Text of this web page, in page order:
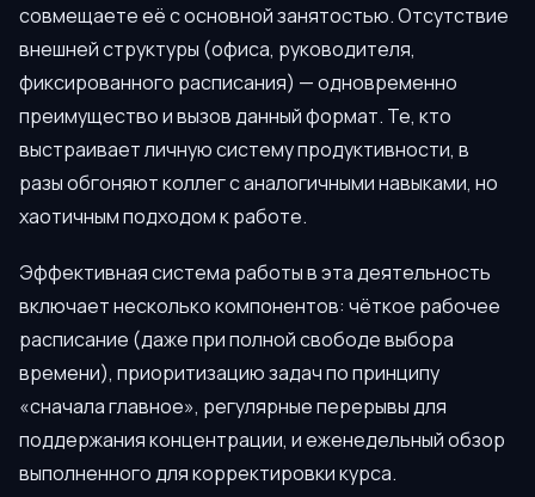
совмещаете её с основной занятостью. Отсутствие
внешней структуры (офиса, руководителя,
фиксированного расписания) — одновременно
преимущество и вызов данный формат. Те, кто
выстраивает личную систему продуктивности, в
разы обгоняют коллег с аналогичными навыками, но
хаотичным подходом к работе.
Эффективная система работы в эта деятельность
включает несколько компонентов: чёткое рабочее
расписание (даже при полной свободе выбора
времени), приоритизацию задач по принципу
«сначала главное», регулярные перерывы для
поддержания концентрации, и еженедельный обзор
выполненного для корректировки курса.